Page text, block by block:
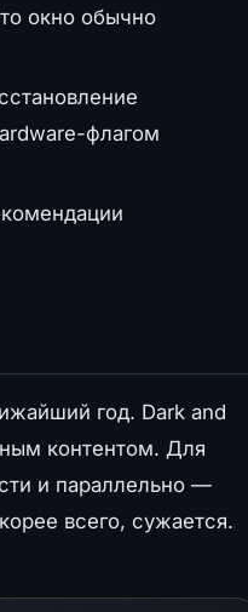
окно обычно
флагом
год. Dark and
контентом. Для
и параллельно —
всего, сужается.